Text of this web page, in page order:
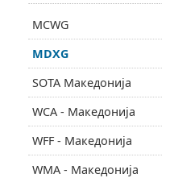
MCWG
MDXG
SOTA Македонија
WCA - Македонија
WFF - Македонија
WMA - Македонија